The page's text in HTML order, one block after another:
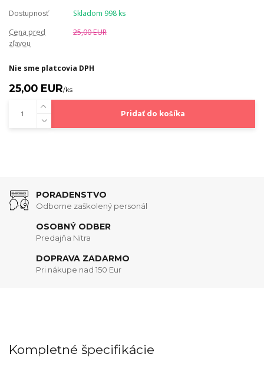
Dostupnosť
Skladom 998 ks
Cena pred
zľavou
25,00 EUR
Nie sme platcovia DPH
25,00 EUR/ks
Pridať do košíka
PORADENSTVO
Odborne zaškolený personál
OSOBNÝ ODBER
Predajňa Nitra
DOPRAVA ZADARMO
Pri nákupe nad 150 Eur
Kompletné špecifikácie